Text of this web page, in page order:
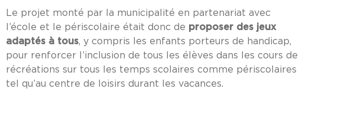
Le projet monté par la municipalité en partenariat avec
l’école et le périscolaire était donc de proposer des jeux
adaptés à tous, y compris les enfants porteurs de handicap,
pour renforcer l’inclusion de tous les élèves dans les cours de
récréations sur tous les temps scolaires comme périscolaires
tel qu’au centre de loisirs durant les vacances.